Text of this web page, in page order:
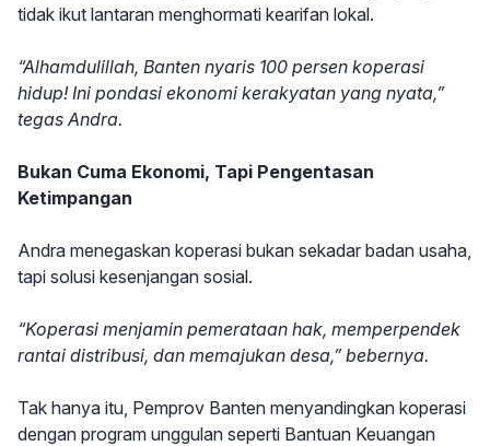
tidak ikut lantaran menghormati kearifan lokal.
“Alhamdulillah, Banten nyaris 100 persen koperasi
hidup! Ini pondasi ekonomi kerakyatan yang nyata,”
tegas Andra.
Bukan Cuma Ekonomi, Tapi Pengentasan
Ketimpangan
Andra menegaskan koperasi bukan sekadar badan usaha,
tapi solusi kesenjangan sosial.
“Koperasi menjamin pemerataan hak, memperpendek
rantai distribusi, dan memajukan desa,” bebernya.
Tak hanya itu, Pemprov Banten menyandingkan koperasi
dengan program unggulan seperti Bantuan Keuangan